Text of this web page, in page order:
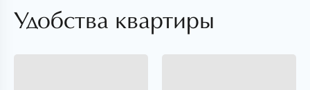
Удобства квартиры